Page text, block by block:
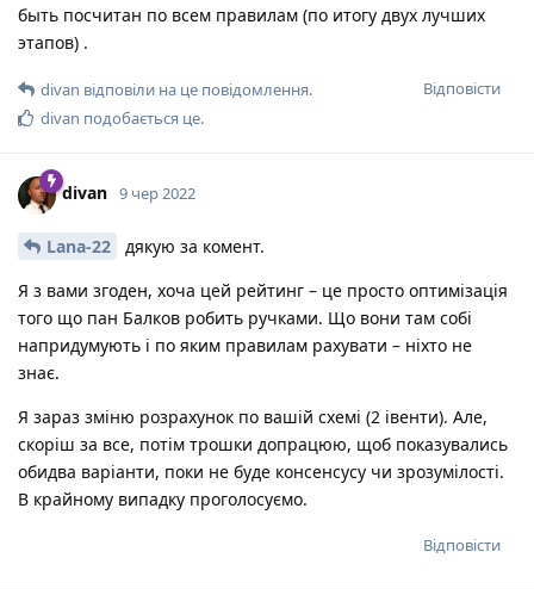
быть посчитан по всем правилам (по итогу двух лучших
этапов) .
Відповісти
divan відповіли на це повідомлення.
divan подобається це.
divan 9 чер 2022
Lana-22
дякую за комент.
Я з вами згоден, хоча цей рейтинг – це просто оптимізація
того що пан Балков робить ручками. Що вони там собі
напридумують і по яким правилам рахувати – ніхто не
знає.
Я зараз зміню розрахунок по вашій схемі (2 івенти). Але,
скоріш за все, потім трошки допрацюю, щоб показувались
обидва варіанти, поки не буде консенсусу чи зрозумілості.
В крайному випадку проголосуємо.
Відповісти